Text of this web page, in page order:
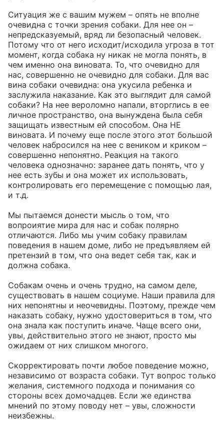
Ситуация же с вашим мужем – опять не вполне
очевидна с точки зрения собаки. Для нее он –
непредсказуемый, вряд ли безопасный человек.
Потому что от него исходит/исходила угроза в тот
момент, когда собака ну никак не могла понять, в
чем именно она виновата. То, что очевидно для
нас, совершенно не очевидно для собаки. Для вас
вина собаки очевидна: она укусила ребенка и
заслужила наказание. Как это выглядит для самой
собаки? На нее вероломно напали, вторглись в ее
личное пространство, она вынуждена была себя
защищать известным ей способом. Она НЕ
виновата. И почему еще после этого этот большой
человек набросился на нее с веником и криком –
совершенно непонятно. Реакция на такого
человека однозначно: заранее дать понять, что у
нее есть зубы и она может их использовать,
контролировать его перемещение с помощью лая,
и т.д.
Мы пытаемся донести мысль о том, что
вопроиятие мира для нас и собак полярно
отличаются. Либо мы учим собаку правилам
поведения в нашем доме, либо не предъявляем ей
претензий в том, что она ведет себя так, как и
должна собака.
Собакам очень и очень трудно, на самом деле,
существовать в нашем социуме. Наши правила для
них непонятны и неочевидны. Поэтому, прежде чем
наказать собаку, нужно удостовериться в том, что
она знала как поступить иначе. Чаще всего они,
увы, действительно этого не знают, просто мы
ожидаем от них слишком многого.
Скорректировать почти любое поведение можно,
независимо от возраста собаки. Тут вопрос только
желания, системного подхода и понимания со
стороны всех домочадцев. Если же единства
мнений по этому поводу нет – увы, сложности
неизбежны.